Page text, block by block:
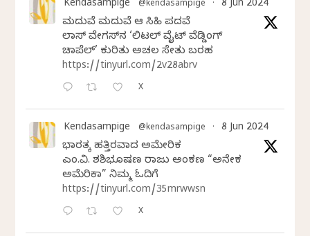
Kendasampige @kendasampige · 8 Jun 2024
ಮದುವೆ ಮದುವೆ ಆ ಸಿಹಿ ಪದವೆ
ಲಾಸ್‌ ವೇಗಸ್‌ನ ‘ಲಿಟಲ್ ವೈಟ್ ವೆಡ್ಡಿಂಗ್
ಚಾಪೆಲ್’ ಕುರಿತು ಅಚಲ ಸೇತು ಬರಹ
https://tinyurl.com/2v28abrv
X
Kendasampige @kendasampige · 8 Jun 2024
ಭಾರತಕ್ಕೆ ಹತ್ತಿರವಾದ ಅಮೇರಿಕ
ಎಂ.ವಿ. ಶಶಿಭೂಷಣ ರಾಜು ಅಂಕಣ “ಅನೇಕ
ಅಮೆರಿಕಾ” ನಿಮ್ಮ ಓದಿಗೆ
https://tinyurl.com/35mrwwsn
X